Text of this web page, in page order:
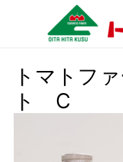
トマトフ
ト C